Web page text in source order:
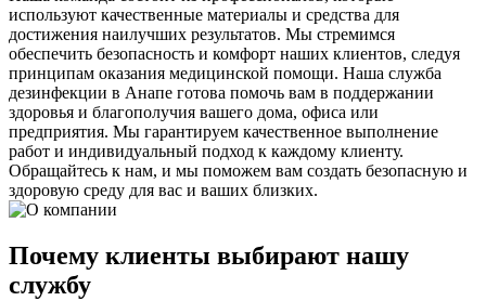
используют качественные материалы и средства для
достижения наилучших результатов. Мы стремимся
обеспечить безопасность и комфорт наших клиентов, следуя
принципам оказания медицинской помощи. Наша служба
дезинфекции в Анапе готова помочь вам в поддержании
здоровья и благополучия вашего дома, офиса или
предприятия. Мы гарантируем качественное выполнение
работ и индивидуальный подход к каждому клиенту.
Обращайтесь к нам, и мы поможем вам создать безопасную и
здоровую среду для вас и ваших близких.
Почему клиенты выбирают нашу
службу